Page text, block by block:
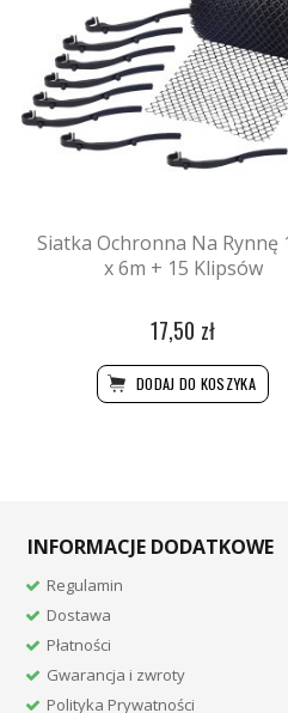
Siatka Ochronna Na Rynnę
x 6m + 15 Klipsów
17,50 zł
DODAJ DO KOSZYKA
INFORMACJE DODATKOWE
Regulamin
Dostawa
Płatności
Gwarancja i zwroty
Polityka Prywatności